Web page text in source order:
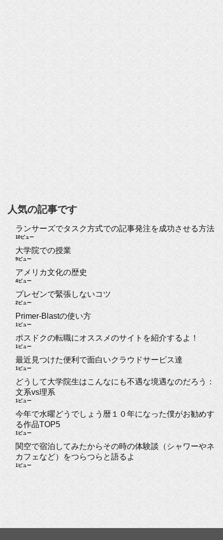
人気の記事です
ランサーズでタスク方式での記事発注を成功させる方法
10ビュー
大学院での授業
9ビュー
アメリカ文化の歴史
4ビュー
プレゼンで緊張しないコツ
2ビュー
Primer-Blastの使い方
1ビュー
ポスドクの転職にオススメのサイトを紹介するよ！
1ビュー
最近見つけた便利で面白いクラウドサービス達
1ビュー
どうして大学院生はこんなにも不遇な境遇なのだろう：
文系vs理系
1ビュー
今年で水曜どうでしょう暦１０年になった僕がお勧めす
る作品TOP5
1ビュー
関空で宿泊してみたからその時の体験談（シャワーやネ
カフェなど）をつらつらと語るよ
1ビュー